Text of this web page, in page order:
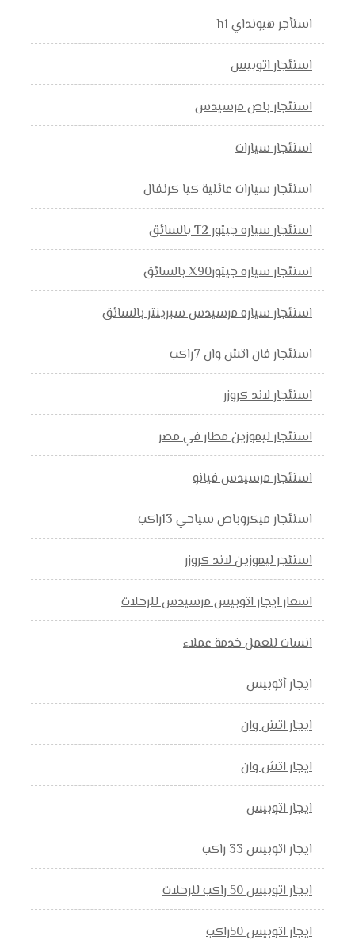
استأجر هيونداي h1
استئجار اتوبيس
استئجار باص مرسيدس
استئجار سيارات
استئجار سيارات عائلية كيا كرنفال
استئجار سياره جيتور T2 بالسائق
استئجار سياره جيتورX90 بالسائق
استئجار سياره مرسيدس سبرينتر بالسائق
استئجار فان اتش وان 7راكب
استئجار لاند كروزر
استئجار ليموزين مطار في مصر
استئجار مرسيدس فيانو
استئجار ميكروباص سياحي 13راكب
استئجر ليموزين لاند كروزر
اسعار ايجار اتوبيس مرسيدس للرحلات
انسات للعمل خدمة عملاء
ايجار أتوبيس
ايجار اتش وان
ايجار اتش وان
ايجار اتوبيس
ايجار اتوبيس 33 راكب
ايجار اتوبيس 50 راكب للرحلات
ايجار اتوبيس 50راكب